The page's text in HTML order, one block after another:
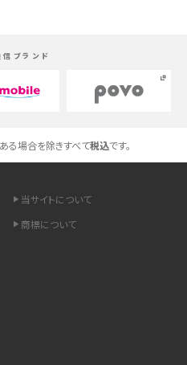
ット・デメリットを詳しく紹介
すぐできる対処法や見直すポイントを解
用状況の確認手順も紹介
ブランド
る場合を除きすべて税込です。
当サイトについて
商標について